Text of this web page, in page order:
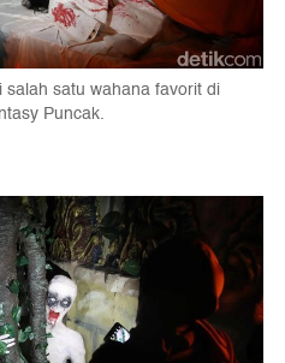
satu wahana favorit di
Puncak.